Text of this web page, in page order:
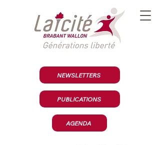
NEWSLETTERS
PUBLICATIONS
AGENDA